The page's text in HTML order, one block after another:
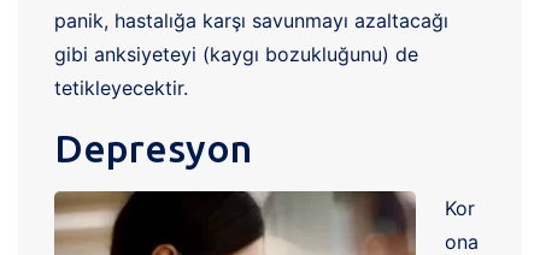
panik, hastalığa karşı savunmayı azaltacağı
gibi anksiyeteyi (kaygı bozukluğunu) de
tetikleyecektir.
Depresyon
Kor
ona